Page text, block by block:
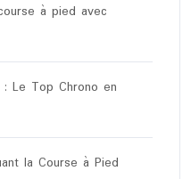
à pied avec
Le Top Chrono en
la Course à Pied